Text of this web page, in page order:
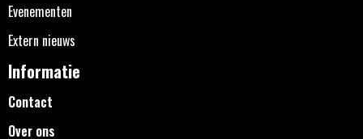
Evenementen
Extern nieuws
Informatie
Contact
Over ons